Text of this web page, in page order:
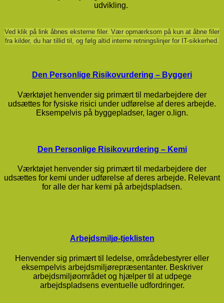
udvikling.
Ved klik på link åbnes eksterne filer. Vær opmærksom på kun at åbne filer
fra kilder, du har tillid til, og følg altid interne retningslinjer for IT-sikkerhed.
Den Personlige Risikovurdering – Byggeri
Værktøjet henvender sig primært til medarbejdere der
udsættes for fysiske risici under udførelse af deres arbejde.
Eksempelvis på byggepladser, lager o.lign.
Den Personlige Risikovurdering – Kemi
Værktøjet henvender sig primært til medarbejdere der
udsættes for kemi under udførelse af deres arbejde. Relevant
for alle der har kemi på arbejdspladsen.
Arbejdsmiljø-tjeklisten
Henvender sig primært til ledelse, områdebestyrer eller
eksempelvis arbejdsmiljørepræsentanter. Beskriver
arbejdsmiljøområdet og hjælper til at udpege
arbejdspladsens eventuelle udfordringer.